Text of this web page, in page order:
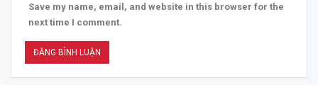
Save my name, email, and website in this browser for the
next time I comment.